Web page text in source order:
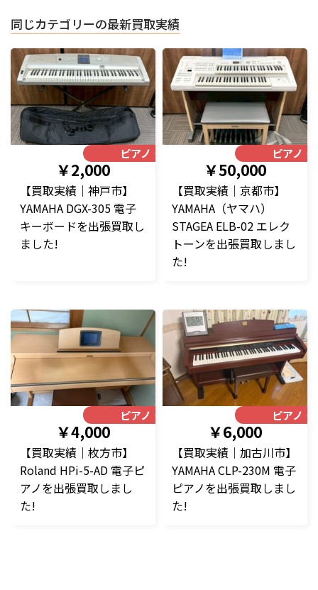
同じカテゴリーの最新買取実績
ピアノ・楽器
￥2,000
【買取実績｜神戸市】
YAMAHA DGX-305 電子
キーボードを出張買取し
ました!
ピアノ・
￥50,000
【買取実績｜京都市】
YAMAHA（ヤマハ）
STAGEA ELB-02 エレク
トーンを出張買取しまし
た!
ピアノ・楽器
￥4,000
【買取実績｜枚方市】
Roland HPi-5-AD 電子ピ
アノを出張買取しまし
た!
ピアノ・
￥6,000
【買取実績｜加古川市】
YAMAHA CLP-230M 電子
ピアノを出張買取しまし
た!